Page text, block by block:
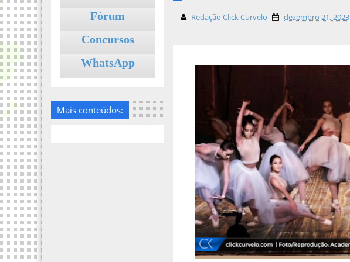
Fórum
Concursos
WhatsApp
Mais conteúdos:
Redação Click Curvelo dezembro 21, 2023